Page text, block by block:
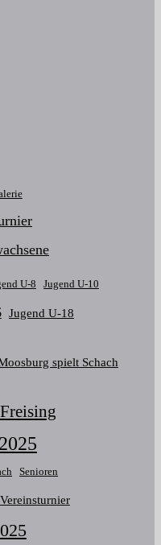
U-8 Jugend U-10
Jugend U-18
spielt Schach
Senioren
Vereinsturnier